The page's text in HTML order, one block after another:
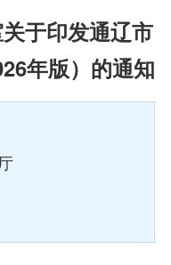
于印发通辽市
年版）的通知